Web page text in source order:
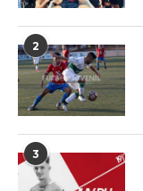
2
3